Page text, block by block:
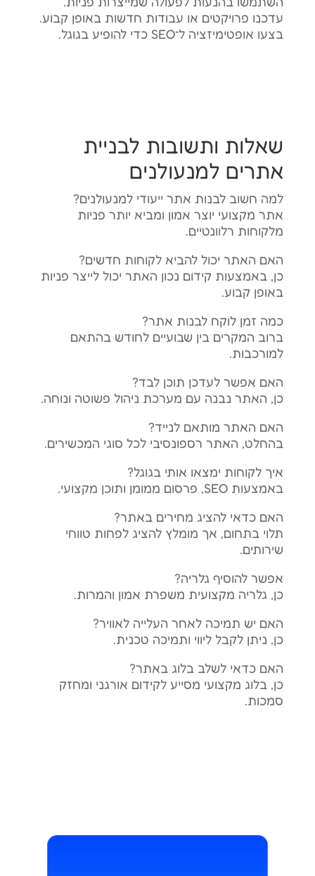
עדכנו פרויקטים או עבודות חדשות באופן קבוע.
בצעו אופטימיזציה ל־SEO כדי להופיע בגוגל.
שאלות ותשובות לבניית
אתרים למנעולנים
למה חשוב לבנות אתר ייעודי למנעולנים?
אתר מקצועי יוצר אמון ומביא יותר פניות
מלקוחות רלוונטיים.
האם האתר יכול להביא לקוחות חדשים?
כן, באמצעות קידום נכון האתר יכול לייצר פניות
באופן קבוע.
כמה זמן לוקח לבנות אתר?
ברוב המקרים בין שבועיים לחודש בהתאם
למורכבות.
האם אפשר לעדכן תוכן לבד?
כן, האתר נבנה עם מערכת ניהול פשוטה ונוחה.
האם האתר מותאם לנייד?
בהחלט, האתר רספונסיבי לכל סוגי המכשירים.
איך לקוחות ימצאו אותי בגוגל?
באמצעות SEO, פרסום ממומן ותוכן מקצועי.
האם כדאי להציג מחירים באתר?
תלוי בתחום, אך מומלץ להציג לפחות טווחי
שירותים.
אפשר להוסיף גלריה?
כן, גלריה מקצועית משפרת אמון והמרות.
האם יש תמיכה לאחר העלייה לאוויר?
כן, ניתן לקבל ליווי ותמיכה טכנית.
האם כדאי לשלב בלוג באתר?
כן, בלוג מקצועי מסייע לקידום אורגני ומחזק
סמכות.